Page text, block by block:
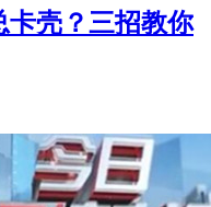
卡壳？三招教你